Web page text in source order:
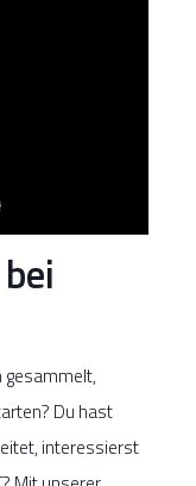
gesammelt,
Du hast
interessierst